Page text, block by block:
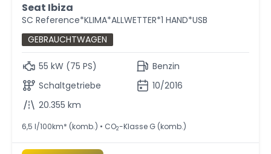
Seat Ibiza
SC Reference*KLIMA*ALLWETTER*1 HAND*USB
GEBRAUCHTWAGEN
55 kW (75 PS)
Schaltgetriebe
20.355 km
Benzin
10/2016
6,5 l/100km* (komb.) • CO2-Klasse G (komb.)